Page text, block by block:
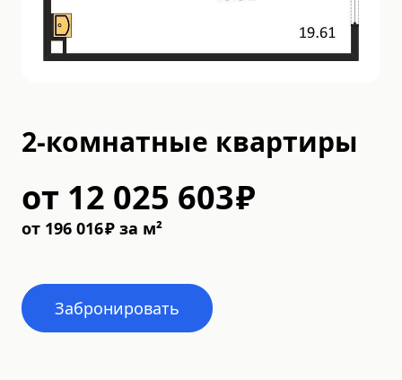
2-комнатные квартиры
от 12 025 603₽
от 196 016₽ за м²
Забронировать